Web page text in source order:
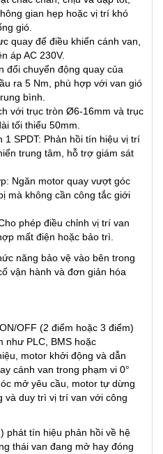
gian hẹp hoặc vị trí khó
gió.
quay để điều khiển cánh van,
áp AC 230V.
đổi chuyển động quay của
ra 5 Nm, phù hợp với van gió
bình.
với trục tròn Ø6-16mm và trục
tối thiểu 50mm.
1 SPDT: Phản hồi tín hiệu vị trí
trung tâm, hỗ trợ giám sát
Ngăn motor quay vượt góc
mà không cần công tắc giới
phép điều chỉnh vị trí van
mất điện hoặc bảo trì.
năng bảo vệ vào bên trong
vận hành và đơn giản hóa
OFF (2 điểm hoặc 3 điểm)
như PLC, BMS hoặc
motor khởi động và dẫn
cánh van trong phạm vi 0°
mở yêu cầu, motor tự dừng
và duy trì vị trí van với công
phát tín hiệu phản hồi về hệ
thái van đang mở hay đóng